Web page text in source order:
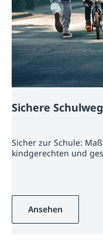
Sichere
Sicher zur Schule:
kindgerechten und
Ansehen